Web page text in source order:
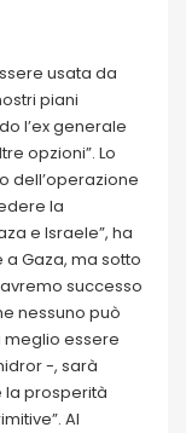
usata da
piani
l’ex generale
opzioni”. Lo
dell’operazione
la
e Israele”, ha
Gaza, ma sotto
successo
nessuno può
meglio essere
-, sarà
la prosperità
Al